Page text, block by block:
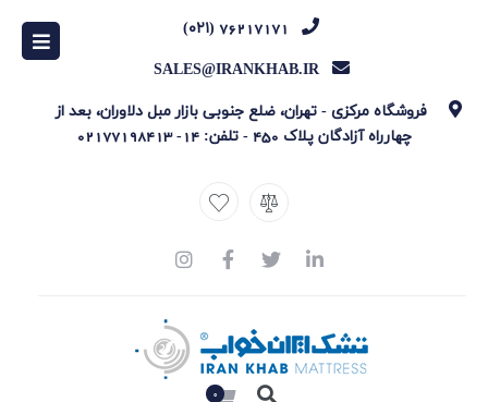
76217171 (۰۲۱)
SALES@IRANKHAB.IR
فروشگاه مرکزی - تهران، ضلع جنوبی بازار مبل دلاوران، بعد از
چهارراه آزادگان پلاک 450 -
تلفن: 14- 02177198413
0